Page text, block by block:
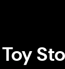
Toy